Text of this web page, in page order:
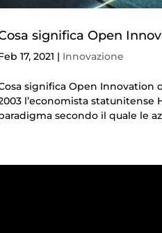
significa Open
17, 2021 | Innovazione
significa Open Innovation
l’economista statunitense
secondo il quale le